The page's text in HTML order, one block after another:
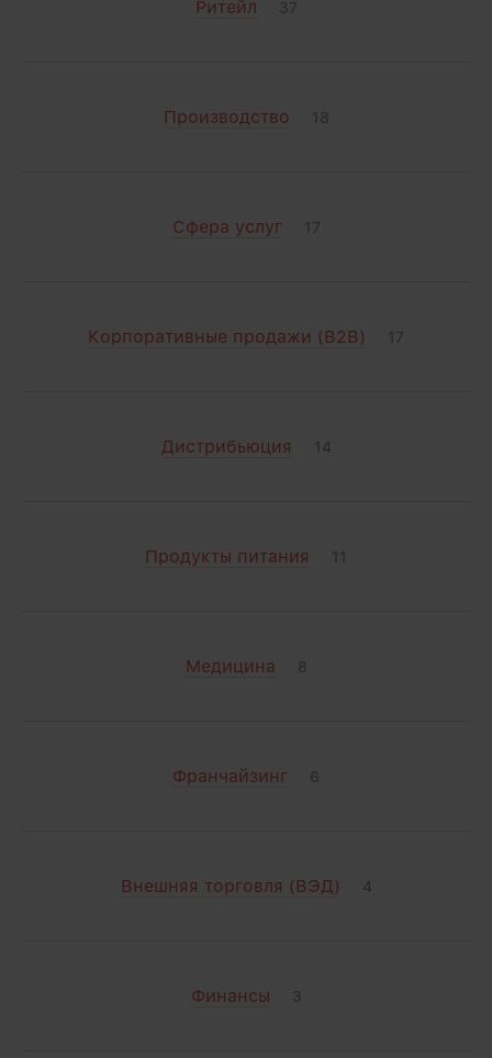
Ритейл 37
Производство 18
Сфера услуг 17
Корпоративные продажи (B2B) 17
Дистрибьюция 14
Продукты питания 11
Медицина 8
Франчайзинг 6
Внешняя торговля (ВЭД) 4
Финансы 3